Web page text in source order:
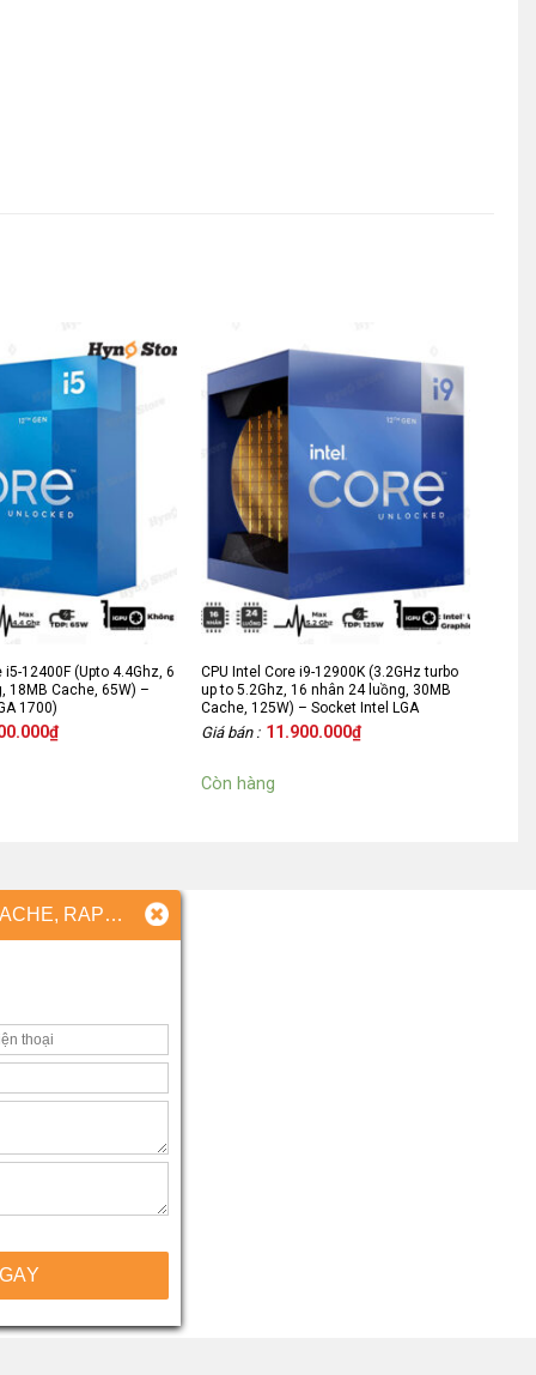
i5-12400F (Upto 4.4Ghz, 6
18MB Cache, 65W) –
1700)
₫
CPU Intel Core i9-12900K (3.2GHz turbo
up to 5.2Ghz, 16 nhân 24 luồng, 30MB
Cache, 125W) – Socket Intel LGA
1700/Alder Lake)
Giá bán : 11.900.000₫
Còn hàng
ĐẶT MUA CPU INTEL CORE I9-13900K (5.80GHZ, 24 NHÂN 32 LUỒNG, 30M CACHE, RAPTOR LAKE)